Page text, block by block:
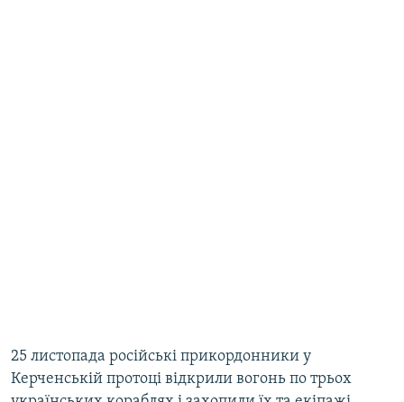
25 листопада російські прикордонники у
Керченській протоці відкрили вогонь по трьох